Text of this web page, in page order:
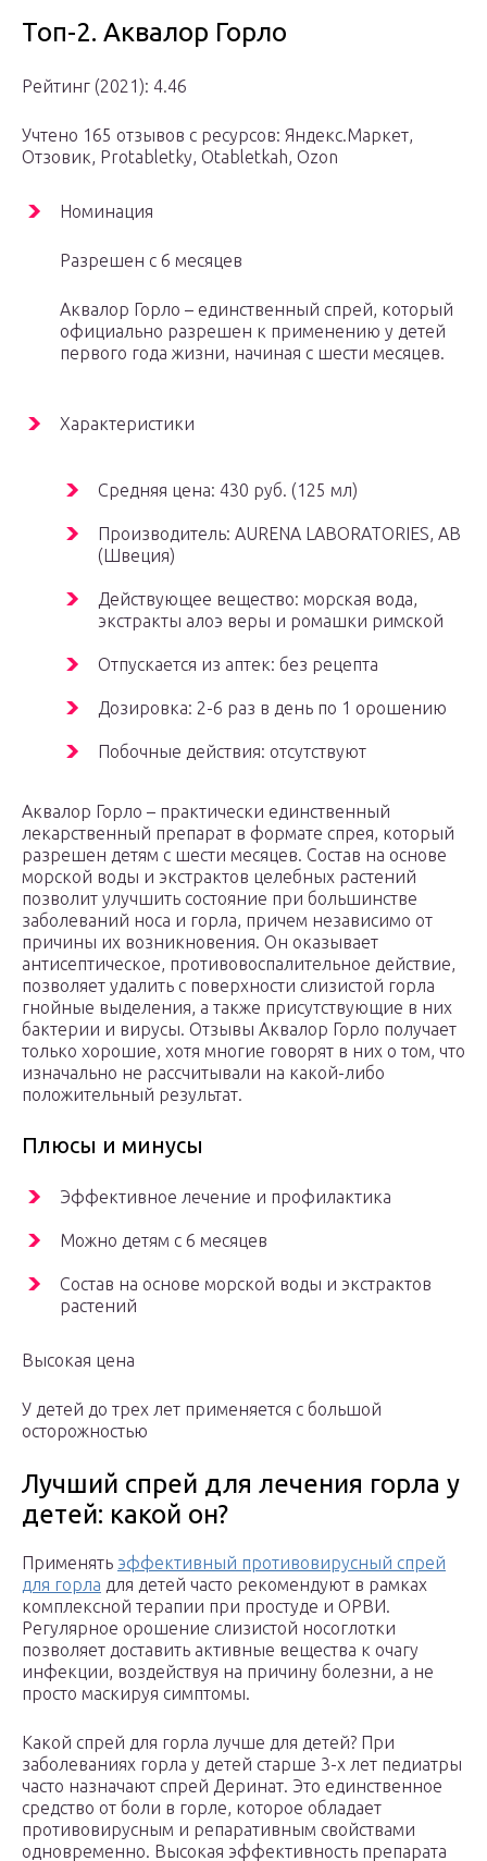
Топ-2. Аквалор Горло
Рейтинг (2021): 4.46
Учтено 165 отзывов с ресурсов: Яндекс.Маркет,
Отзовик, Protabletky, Оtabletkah, Ozon
Номинация
Разрешен с 6 месяцев
Аквалор Горло – единственный спрей, который
официально разрешен к применению у детей
первого года жизни, начиная с шести месяцев.
Характеристики
Средняя цена: 430 руб. (125 мл)
Производитель: AURENA LABORATORIES, AB
(Швеция)
Действующее вещество: морская вода,
экстракты алоэ веры и ромашки римской
Отпускается из аптек: без рецепта
Дозировка: 2-6 раз в день по 1 орошению
Побочные действия: отсутствуют
Аквалор Горло – практически единственный
лекарственный препарат в формате спрея, который
разрешен детям с шести месяцев. Состав на основе
морской воды и экстрактов целебных растений
позволит улучшить состояние при большинстве
заболеваний носа и горла, причем независимо от
причины их возникновения. Он оказывает
антисептическое, противовоспалительное действие,
позволяет удалить с поверхности слизистой горла
гнойные выделения, а также присутствующие в них
бактерии и вирусы. Отзывы Аквалор Горло получает
только хорошие, хотя многие говорят в них о том, что
изначально не рассчитывали на какой-либо
положительный результат.
Плюсы и минусы
Эффективное лечение и профилактика
Можно детям с 6 месяцев
Состав на основе морской воды и экстрактов
растений
Высокая цена
У детей до трех лет применяется с большой
осторожностью
Лучший спрей для лечения горла у
детей: какой он?
Применять эффективный противовирусный спрей
для горла для детей часто рекомендуют в рамках
комплексной терапии при простуде и ОРВИ.
Регулярное орошение слизистой носоглотки
позволяет доставить активные вещества к очагу
инфекции, воздействуя на причину болезни, а не
просто маскируя симптомы.
Какой спрей для горла лучше для детей? При
заболеваниях горла у детей старше 3-х лет педиатры
часто назначают спрей Деринат. Это единственное
средство от боли в горле, которое обладает
противовирусным и репаративным свойствами
одновременно. Высокая эффективность препарата